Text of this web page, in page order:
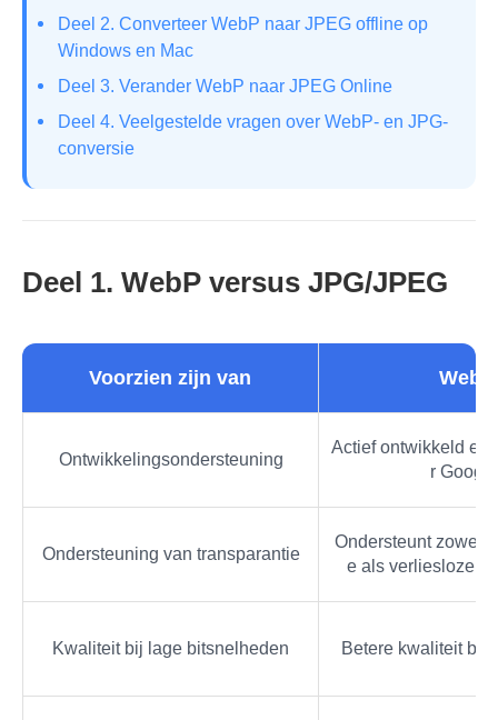
Deel 2. Converteer WebP naar JPEG offline op
Windows en Mac
Deel 3. Verander WebP naar JPEG Online
Deel 4. Veelgestelde vragen over WebP- en JPG-
conversie
Deel 1. WebP versus JPG/JPEG
Voorzien zijn van WebP
Ontwikkelingsondersteuning
Actief ontwikkeld en
r
Ondersteuning van transparantie
Ondersteunt zowel
e als verliesloze
Kwaliteit bij lage bitsnelheden Betere kwaliteit bij